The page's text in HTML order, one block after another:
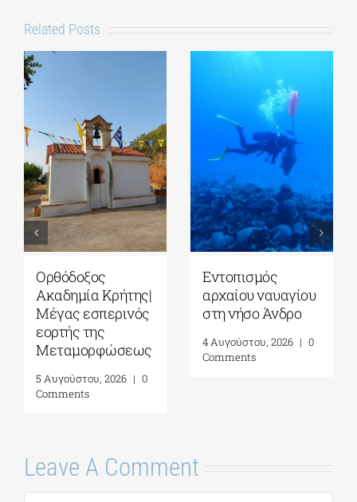
Related Posts
Ομιλία της Βίκυς
Φλέσσα στο ΓΑΚ/
Ιστορικό Αρχείο –
Μουσείο Ύδρας|
08 Αυγούστου
7 Αυγούστου, 2026
ΓΑΚ-Ιστορικό
Αρχείο/Μουσείο
Ύδρας| “ΤΡΕΙΣ
ΦΩΝΕΣ”| 07
Αυγούστου 2026
Leave A Comment